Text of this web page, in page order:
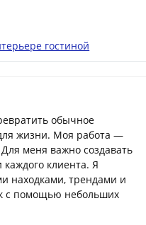
гостиной
обычное
жизни. Моя работа —
меня важно создавать
клиента. Я
находками, трендами и
с помощью небольших